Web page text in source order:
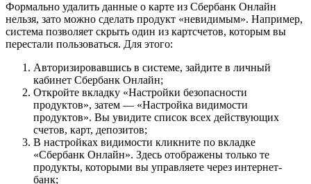
Формально удалить данные о карте из Сбербанк Онлайн
нельзя, зато можно сделать продукт «невидимым». Например,
система позволяет скрыть один из картсчетов, которым вы
перестали пользоваться. Для этого:
Авторизировавшись в системе, зайдите в личный
кабинет Сбербанк Онлайн;
Откройте вкладку «Настройки безопасности
продуктов», затем — «Настройка видимости
продуктов». Вы увидите список всех действующих
счетов, карт, депозитов;
В настройках видимости кликните по вкладке
«Сбербанк Онлайн». Здесь отображены только те
продукты, которыми вы управляете через интернет-
банк;